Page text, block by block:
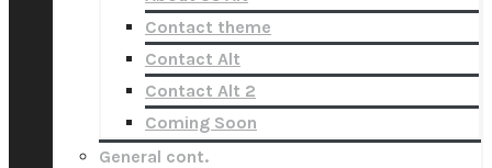
Contact theme
Contact Alt
Contact Alt 2
Coming Soon
General cont.